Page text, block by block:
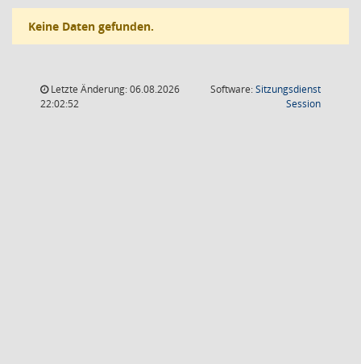
Keine Daten gefunden.
Letzte Änderung: 06.08.2026
22:02:52
Software:Sitzungsdienst
Session(Wird in